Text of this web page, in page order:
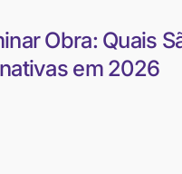
Obra: Quais
em 2026